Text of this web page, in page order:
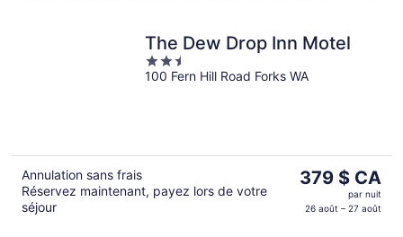
The Dew Drop Inn Motel
2.5
out
100 Fern Hill Road Forks WA
Annulation sans frais
Réservez maintenant, payez lors de votre
séjour
Le
est
379 $ CA
par nuit
26 août – 27 août